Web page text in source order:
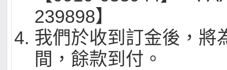
239898】
我們於收到訂金後，將
間，餘款到付。